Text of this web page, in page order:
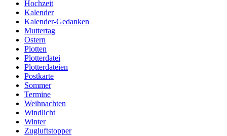
Hochzeit
Kalender
Kalender-Gedanken
Muttertag
Ostern
Plotten
Plotterdatei
Plotterdateien
Postkarte
Sommer
Termine
Weihnachten
Windlicht
Winter
Zugluftstopper